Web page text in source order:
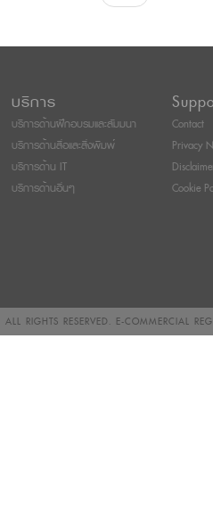
บริการ
บริการด้านฝึกอบรมและสัมมนา
บริการด้านสื่อและสิ่งพิมพ์
บริการด้าน IT
บริการด้านอื่นๆ
Contact
Privacy
Cookie
ALL RIGHTS RESERVED. E-COMMERCIAL